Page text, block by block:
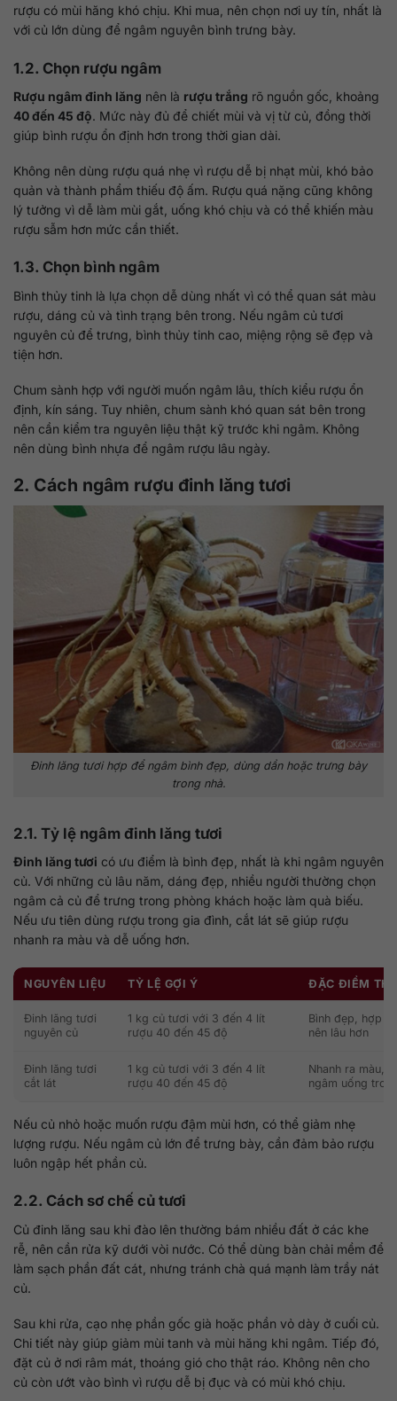
rượu có mùi hăng khó chịu. Khi mua, nên chọn nơi uy tín, nhất là
với củ lớn dùng để ngâm nguyên bình trưng bày.
1.2. Chọn rượu ngâm
Rượu ngâm đinh lăng nên là rượu trắng rõ nguồn gốc, khoảng
40 đến 45 độ. Mức này đủ để chiết mùi và vị từ củ, đồng thời
giúp bình rượu ổn định hơn trong thời gian dài.
Không nên dùng rượu quá nhẹ vì rượu dễ bị nhạt mùi, khó bảo
quản và thành phẩm thiếu độ ấm. Rượu quá nặng cũng không
lý tưởng vì dễ làm mùi gắt, uống khó chịu và có thể khiến màu
rượu sẫm hơn mức cần thiết.
1.3. Chọn bình ngâm
Bình thủy tinh là lựa chọn dễ dùng nhất vì có thể quan sát màu
rượu, dáng củ và tình trạng bên trong. Nếu ngâm củ tươi
nguyên củ để trưng, bình thủy tinh cao, miệng rộng sẽ đẹp và
tiện hơn.
Chum sành hợp với người muốn ngâm lâu, thích kiểu rượu ổn
định, kín sáng. Tuy nhiên, chum sành khó quan sát bên trong
nên cần kiểm tra nguyên liệu thật kỹ trước khi ngâm. Không
nên dùng bình nhựa để ngâm rượu lâu ngày.
2. Cách ngâm rượu đinh lăng tươi
Đinh lăng tươi hợp để ngâm bình đẹp, dùng dần hoặc trưng bày
trong nhà.
2.1. Tỷ lệ ngâm đinh lăng tươi
Đinh lăng tươi có ưu điểm là bình đẹp, nhất là khi ngâm nguyên
củ. Với những củ lâu năm, dáng đẹp, nhiều người thường chọn
ngâm cả củ để trưng trong phòng khách hoặc làm quà biếu.
Nếu ưu tiên dùng rượu trong gia đình, cắt lát sẽ giúp rượu
nhanh ra màu và dễ uống hơn.
NGUYÊN LIỆU TỶ LỆ GỢI Ý ĐẶC ĐIỂM
Đinh lăng tươi
nguyên củ
1 kg củ tươi với 3 đến 4 lít
rượu 40 đến 45 độ
Bình đẹp, hợp
nên lâu hơn
Đinh lăng tươi
cắt lát
1 kg củ tươi với 3 đến 4 lít
rượu 40 đến 45 độ
Nhanh ra màu,
ngâm uống
Nếu củ nhỏ hoặc muốn rượu đậm mùi hơn, có thể giảm nhẹ
lượng rượu. Nếu ngâm củ lớn để trưng bày, cần đảm bảo rượu
luôn ngập hết phần củ.
2.2. Cách sơ chế củ tươi
Củ đinh lăng sau khi đào lên thường bám nhiều đất ở các khe
rễ, nên cần rửa kỹ dưới vòi nước. Có thể dùng bàn chải mềm để
làm sạch phần đất cát, nhưng tránh chà quá mạnh làm trầy nát
củ.
Sau khi rửa, cạo nhẹ phần gốc già hoặc phần vỏ dày ở cuối củ.
Chi tiết này giúp giảm mùi tanh và mùi hăng khi ngâm. Tiếp đó,
đặt củ ở nơi râm mát, thoáng gió cho thật ráo. Không nên cho
củ còn ướt vào bình vì rượu dễ bị đục và có mùi khó chịu.